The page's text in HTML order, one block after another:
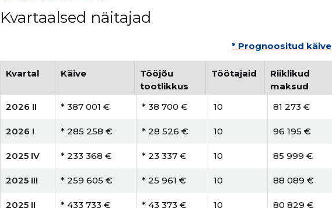
Kvartaalsed näitajad
* Prognoositud käive
Kvartal Käive
Tööjõu
tootlikkus
Töötajaid
Riiklikud
maksud
2026 II
* 387 001 € * 38 700 € 10 81 273 €
2026 I * 285 258 € * 28 526 € 10 96 195 €
2025 IV * 233 368 € * 23 337 € 10 85 999 €
2025 III * 259 605 € * 25 961 € 10 88 089 €
2025 II * 433 733 € * 43 373 € 10 80 829 €